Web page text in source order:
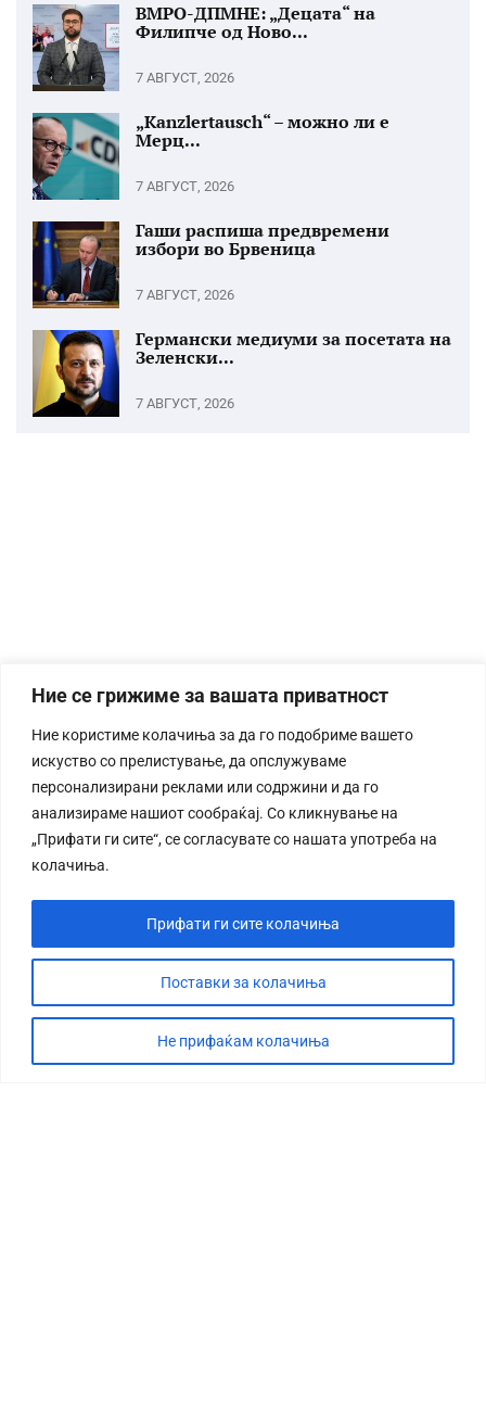
Ние се грижиме за вашата приватност
Ние користиме колачиња за да го подобриме вашето
искуство со прелистување, да опслужуваме
персонализирани реклами или содржини и да го
анализираме нашиот сообраќај. Со кликнување на
„Прифати ги сите“, се согласувате со нашата употреба на
колачиња.
Поставки за колачиња
Не прифаќам колачиња
Прифати ги сите колачиња
ВМРО-ДПМНЕ: „Децата“ на
Филипче од Ново...
7 АВГУСТ, 2026
„Kanzlertausch“ – можно ли е
Мерц...
7 АВГУСТ, 2026
Гаши распиша предвремени
избори во Брвеница
7 АВГУСТ, 2026
Германски медиуми за посетата на
Зеленски...
7 АВГУСТ, 2026